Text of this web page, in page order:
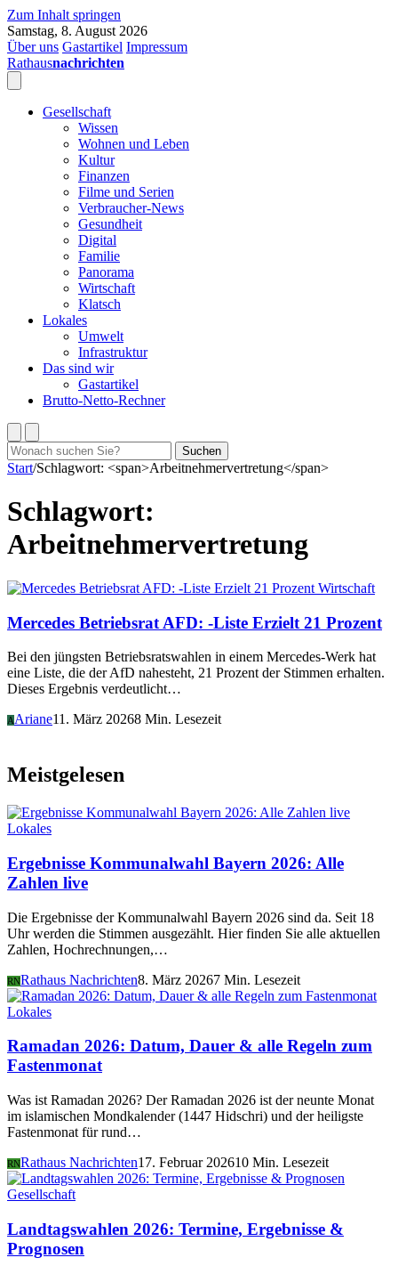
Zum Inhalt springen
Samstag, 8. August 2026
Über uns Gastartikel Impressum
Rathausnachrichten
Gesellschaft
Wissen
Wohnen und Leben
Kultur
Finanzen
Filme und Serien
Verbraucher-News
Gesundheit
Digital
Familie
Panorama
Wirtschaft
Klatsch
Lokales
Umwelt
Infrastruktur
Das sind wir
Gastartikel
Brutto-Netto-Rechner
Suchen
nach:
Suchen
Start/Schlagwort: <span>Arbeitnehmervertretung</span>
Schlagwort:
Arbeitnehmervertretung
Wirtschaft
Mercedes Betriebsrat AFD: -Liste Erzielt 21 Prozent
Bei den jüngsten Betriebsratswahlen in einem Mercedes-Werk hat
eine Liste, die der AfD nahesteht, 21 Prozent der Stimmen erhalten.
Dieses Ergebnis verdeutlicht…
AAriane11. März 20268 Min. Lesezeit
Meistgelesen
Lokales
Ergebnisse Kommunalwahl Bayern 2026: Alle
Zahlen live
Die Ergebnisse der Kommunalwahl Bayern 2026 sind da. Seit 18
Uhr werden die Stimmen ausgezählt. Hier finden Sie alle aktuellen
Zahlen, Hochrechnungen,…
RNRathaus Nachrichten8. März 20267 Min. Lesezeit
Lokales
Ramadan 2026: Datum, Dauer & alle Regeln zum
Fastenmonat
Was ist Ramadan 2026? Der Ramadan 2026 ist der neunte Monat
im islamischen Mondkalender (1447 Hidschri) und der heiligste
Fastenmonat für rund…
RNRathaus Nachrichten17. Februar 202610 Min. Lesezeit
Gesellschaft
Landtagswahlen 2026: Termine, Ergebnisse &
Prognosen